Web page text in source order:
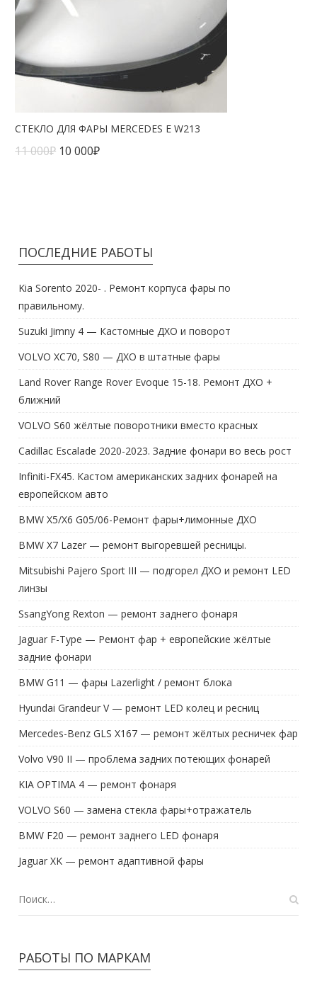
СТЕКЛО ДЛЯ ФАРЫ MERCEDES E W213
11 000₽ 10 000₽
ПОСЛЕДНИЕ РАБОТЫ
Kia Sorento 2020- . Ремонт корпуса фары по
правильному.
Suzuki Jimny 4 — Кастомные ДХО и поворот
VOLVO XC70, S80 — ДХО в штатные фары
Land Rover Range Rover Evoque 15-18. Ремонт ДХО +
ближний
VOLVO S60 жёлтые поворотники вместо красных
Cadillac Escalade 2020-2023. Задние фонари во весь рост
Infiniti-FX45. Кастом американских задних фонарей на
европейском авто
BMW X5/X6 G05/06-Ремонт фары+лимонные ДХО
BMW X7 Lazer — ремонт выгоревшей ресницы.
Mitsubishi Pajero Sport III — подгорел ДХО и ремонт LED
линзы
SsangYong Rexton — ремонт заднего фонаря
Jaguar F-Type — Ремонт фар + европейские жёлтые
задние фонари
BMW G11 — фары Lazerlight / ремонт блока
Hyundai Grandeur V — ремонт LED колец и ресниц
Mercedes-Benz GLS X167 — ремонт жёлтых ресничек фар
Volvo V90 II — проблема задних потеющих фонарей
KIA OPTIMA 4 — ремонт фонаря
VOLVO S60 — замена стекла фары+отражатель
BMW F20 — ремонт заднего LED фонаря
Jaguar XK — ремонт адаптивной фары
РАБОТЫ ПО МАРКАМ